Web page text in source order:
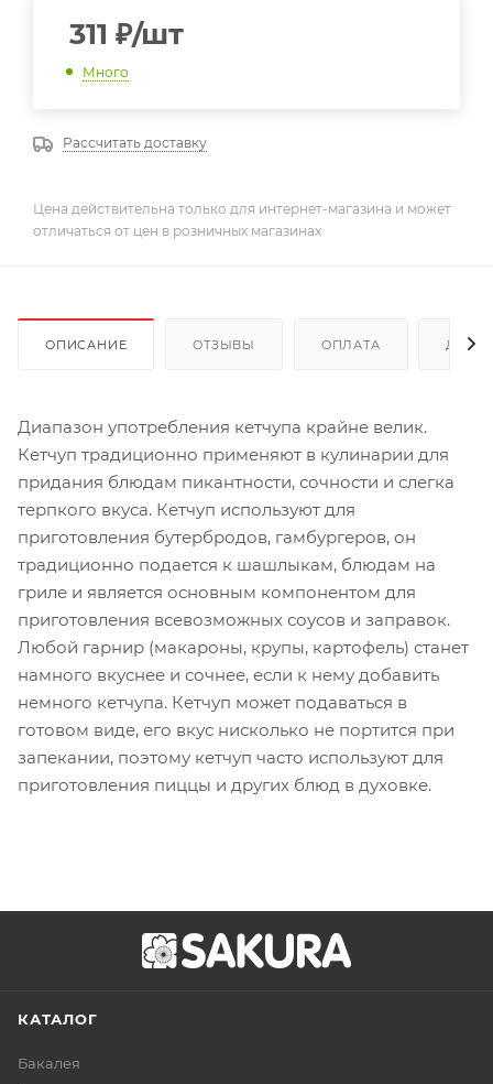
311 ₽/шт
Много
Рассчитать доставку
Цена действительна только для интернет-магазина и может
отличаться от цен в розничных магазинах
ОПИСАНИЕ ОТЗЫВЫ ОПЛАТА
Диапазон употребления кетчупа крайне велик.
Кетчуп традиционно применяют в кулинарии для
придания блюдам пикантности, сочности и слегка
терпкого вкуса. Кетчуп используют для
приготовления бутербродов, гамбургеров, он
традиционно подается к шашлыкам, блюдам на
гриле и является основным компонентом для
приготовления всевозможных соусов и заправок.
Любой гарнир (макароны, крупы, картофель) станет
намного вкуснее и сочнее, если к нему добавить
немного кетчупа. Кетчуп может подаваться в
готовом виде, его вкус нисколько не портится при
запекании, поэтому кетчуп часто используют для
приготовления пиццы и других блюд в духовке.
КАТАЛОГ
Бакалея